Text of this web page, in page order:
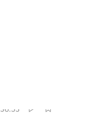
dicendo: «Guai a noi!
! È quello che il
inviati avevano detto il
36:53